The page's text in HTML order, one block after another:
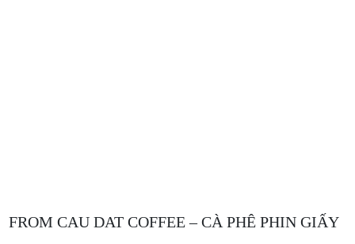
FROM CAU DAT COFFEE – CÀ PHÊ PHIN GIẤY